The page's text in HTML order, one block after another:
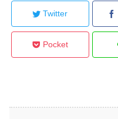
Twitter
Pocket